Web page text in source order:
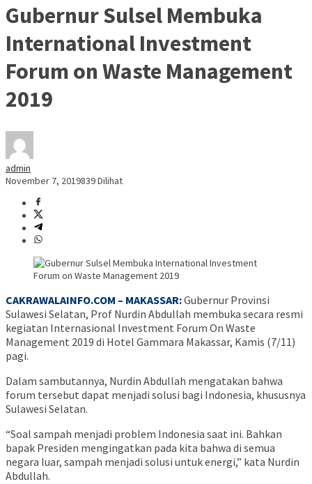
Gubernur Sulsel Membuka
International Investment
Forum on Waste Management
2019
admin
November 7, 2019839 Dilihat
CAKRAWALAINFO.COM – MAKASSAR:Gubernur Provinsi
Sulawesi Selatan, Prof Nurdin Abdullah membuka secara resmi
kegiatan Internasional Investment Forum On Waste
Management 2019 di Hotel Gammara Makassar, Kamis (7/11)
pagi.
Dalam sambutannya, Nurdin Abdullah mengatakan bahwa
forum tersebut dapat menjadi solusi bagi Indonesia, khususnya
Sulawesi Selatan.
“Soal sampah menjadi problem Indonesia saat ini. Bahkan
bapak Presiden mengingatkan pada kita bahwa di semua
negara luar, sampah menjadi solusi untuk energi,” kata Nurdin
Abdullah.